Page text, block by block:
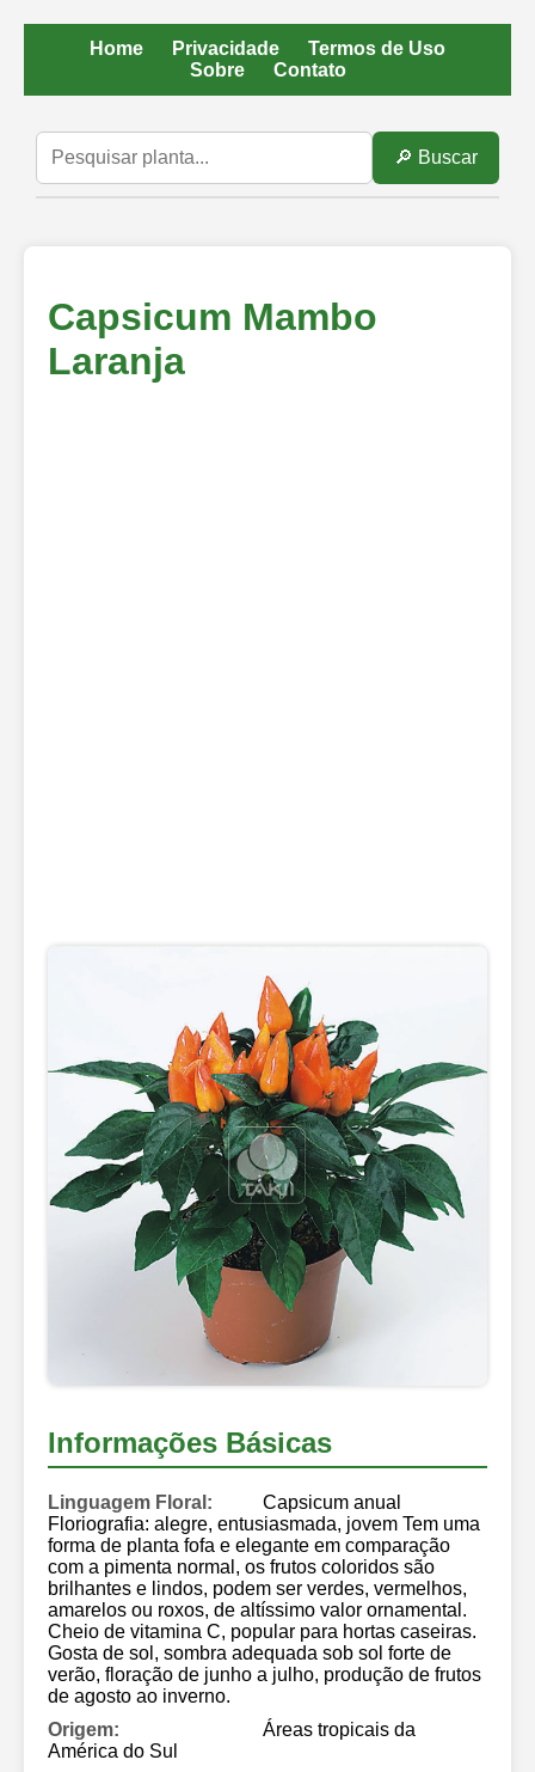
Home Privacidade
Termos de Uso
Sobre
Contato
🔎 Buscar
Capsicum Mambo
Laranja
Informações Básicas
Linguagem Floral:
Capsicum anual
Floriografia: alegre, entusiasmada, jovem Tem uma
forma de planta fofa e elegante em comparação
com a pimenta normal, os frutos coloridos são
brilhantes e lindos, podem ser verdes, vermelhos,
amarelos ou roxos, de altíssimo valor ornamental.
Cheio de vitamina C, popular para hortas caseiras.
Gosta de sol, sombra adequada sob sol forte de
verão, floração de junho a julho, produção de frutos
de agosto ao inverno.
Origem:
Áreas tropicais da
América do Sul